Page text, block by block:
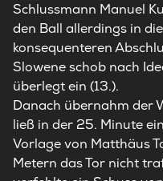
Schlussmann Manuel
den Ball allerdings in
konsequenteren
Slowene schob nach
überlegt ein (13.).
Danach übernahm der
ließ in der 25. Minute
Vorlage von Matthäus
Metern das Tor nicht